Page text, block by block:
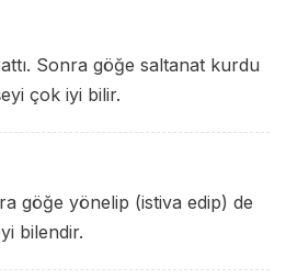
Sonra göğe saltanat kurdu
çok iyi bilir.
göğe yönelip (istiva edip) de
bilendir.